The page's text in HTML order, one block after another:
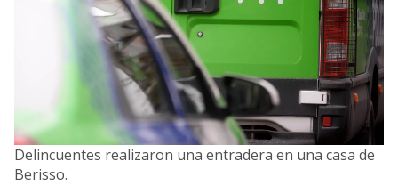
Delincuentes realizaron una entradera en una casa de
Berisso.